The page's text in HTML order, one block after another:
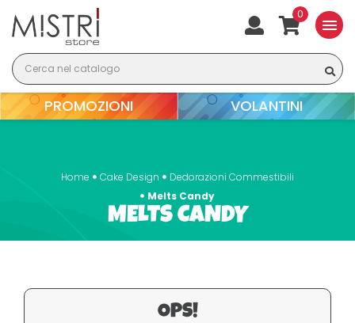
0
menu
PROMOZIONI VOLANTINI
Home Cake Design
Dedorazioni Commestibili
Melts Candy
MELTS CANDY
OPS!